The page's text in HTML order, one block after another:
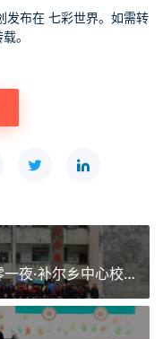
发布在 七彩世界。如需转
。
夜·补尔乡中心校